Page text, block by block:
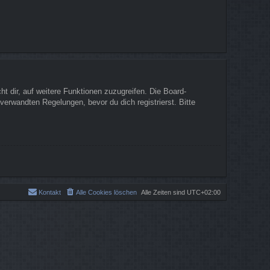
dir, auf weitere Funktionen zuzugreifen. Die Board-
Regelungen, bevor du dich registrierst. Bitte
Alle Zeiten sind UTC+02:00
Alle Cookies löschen
Kontakt